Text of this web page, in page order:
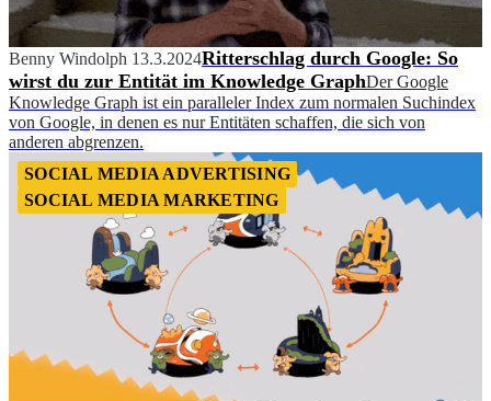
Benny Windolph 13.3.2024Ritterschlag durch Google: So
wirst du zur Entität im Knowledge GraphDer Google
Knowledge Graph ist ein paralleler Index zum normalen Suchindex
von Google, in denen es nur Entitäten schaffen, die sich von
anderen abgrenzen.
SOCIAL MEDIA ADVERTISING
SOCIAL MEDIA MARKETING